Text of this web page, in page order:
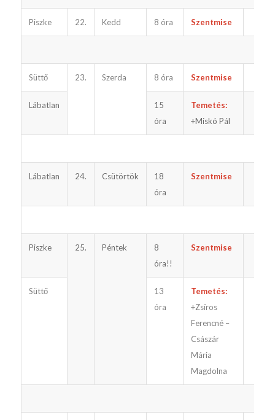
Piszke 22. Kedd 8 óra Szentmise
Süttő 23. Szerda 8 óra Szentmise
Lábatlan
15
óra
Temetés:
+Miskó Pál
Lábatlan 24. Csütörtök
18
óra
Szentmise
Piszke 25. Péntek
8
óra!!
Szentmise
Süttő
13
óra
Temetés:
+Zsíros
Ferencné –
Császár
Mária
Magdolna